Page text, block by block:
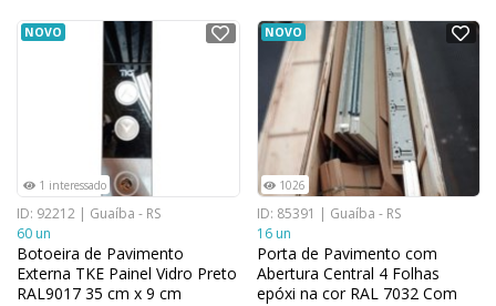
NOVO
1 interessado
ID: 92212 | Guaíba - RS
60 un
Botoeira de Pavimento
Externa TKE Painel Vidro Preto
RAL9017 35 cm x 9 cm
NOVO
1026
ID: 85391 | Guaíba - RS
16 un
Porta de Pavimento com
Abertura Central 4 Folhas
epóxi na cor RAL 7032 Com